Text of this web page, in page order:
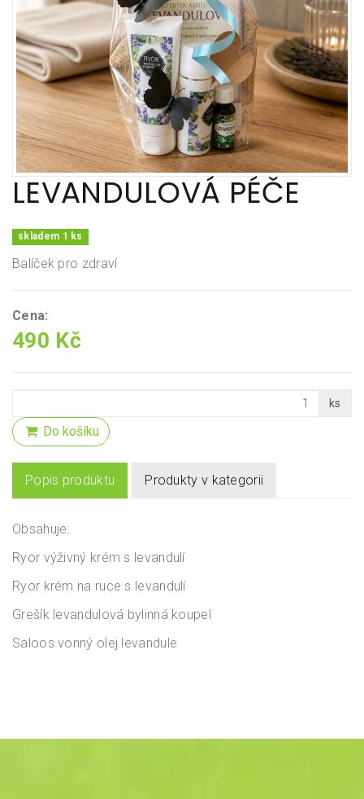
LEVANDULOVÁ PÉČE
skladem 1 ks
Balíček pro zdraví
Cena:
490 Kč
ks
Do košíku
Popis produktu Produkty v kategorii
Obsahuje:
Ryor výživný krém s levandulí
Ryor krém na ruce s levandulí
Grešík levandulová bylinná koupel
Saloos vonný olej levandule